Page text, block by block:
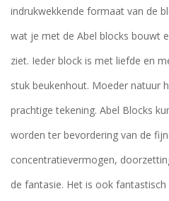
indrukwekkende formaat van de
wat je met de Abel blocks bouwt
ziet. Ieder block is met liefde en
stuk beukenhout. Moeder natuur
prachtige tekening. Abel Blocks
worden ter bevordering van de
concentratievermogen,
de fantasie. Het is ook